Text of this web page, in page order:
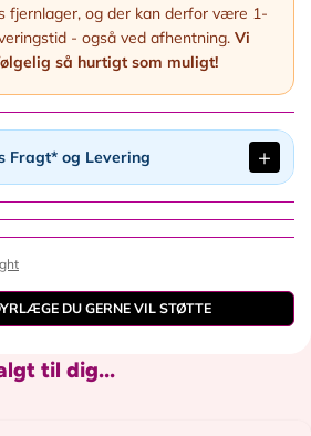
fjernlager, og der kan derfor være 1-
- også ved afhentning. Vi
så hurtigt som muligt!
Fragt* og Levering
DU GERNE VIL STØTTE
til dig...